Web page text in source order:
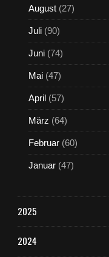
August (27)
Juli (90)
Juni (74)
Mai (47)
April (57)
März (64)
Februar (60)
Januar (47)
2025
2024